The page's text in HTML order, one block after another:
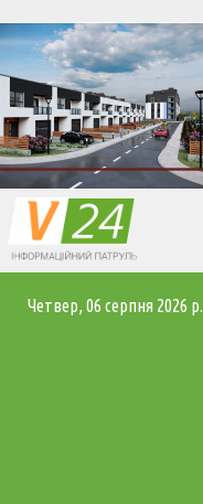
Четвер, 06 серпня 2026 р.